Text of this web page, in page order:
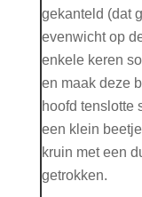
gekanteld (dat
evenwicht op
enkele keren
en maak deze
hoofd tenslotte
een klein
kruin met een
getrokken.